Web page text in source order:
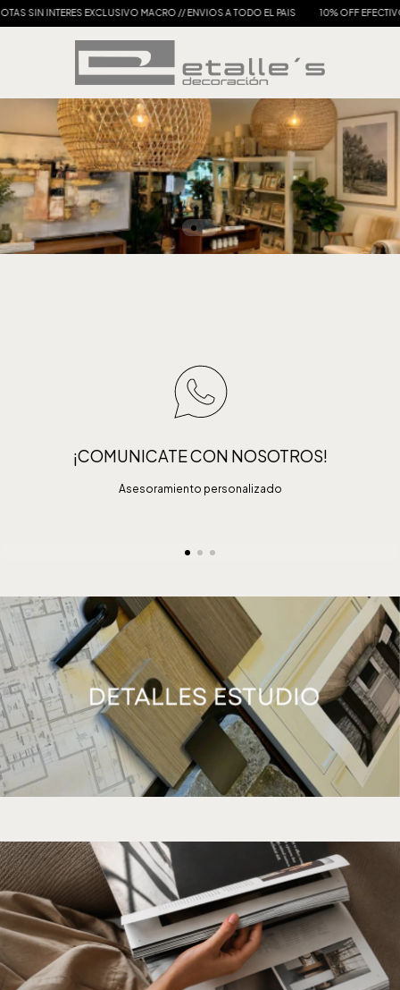
INTERES EXCLUSIVO MACRO // ENVIOS A TODO EL PAIS 10% OFF EFECTIVO Y
¡COMUNICATE CON NOSOTROS!
Asesoramiento personalizado